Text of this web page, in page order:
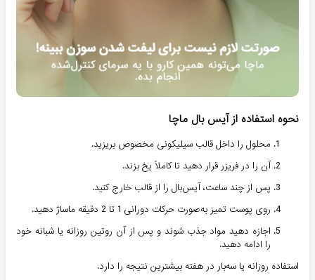
نحوه استفاده از آیس بال ماچا
محلول را داخل قالب سیلیکونی مخصوص بریزید.
آن را در فریزر قرار دهید تا کاملاً یخ بزند.
پس از چند ساعت، آیس‌بال را از قالب خارج کنید.
روی پوست تمیز به‌صورت حرکات دورانی 1 تا 2 دقیقه ماساژ دهید.
اجازه دهید مواد جذب شوند و پس از آن روتین روزانه یا شبانه خود
را ادامه دهید.
استفاده روزانه یا سه‌بار در هفته بیشترین نتیجه را دارد.